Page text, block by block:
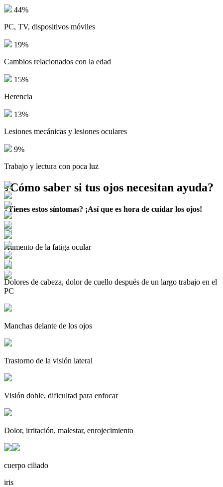
44%
PC, TV, dispositivos móviles
19%
Cambios relacionados con la edad
15%
Herencia
13%
Lesiones mecánicas y lesiones oculares
9%
Trabajo y lectura con poca luz
¿Cómo saber si tus ojos necesitan ayuda?
¿Tienes estos síntomas? ¡Así que es hora de cuidar los ojos!
Aumento de la fatiga ocular
Dolores de cabeza, dolor de cuello después de un largo trabajo en el
PC
Manchas delante de los ojos
Trastorno de la visión lateral
Visión doble, dificultad para enfocar
Dolor, irritación, malestar, enrojecimiento
cuerpo ciliado
iris